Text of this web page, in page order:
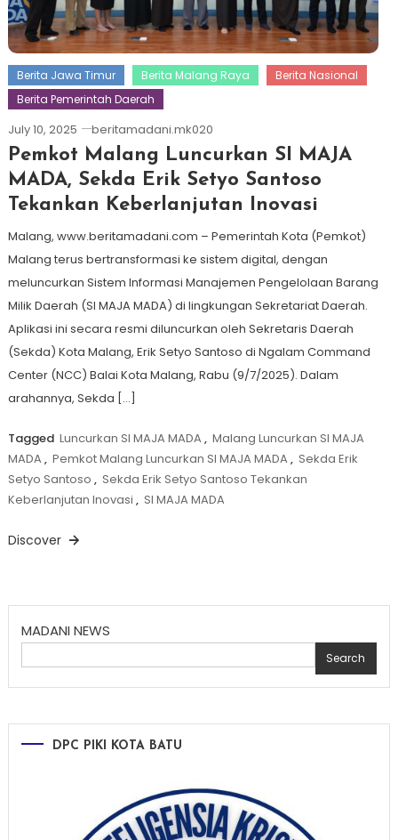
Berita Jawa Timur Berita Malang Raya
Berita Nasional
Berita Pemerintah Daerah
July 10, 2025 beritamadani.mk020
Pemkot Malang Luncurkan SI MAJA
MADA, Sekda Erik Setyo Santoso
Tekankan Keberlanjutan Inovasi
Malang, www.beritamadani.com – Pemerintah Kota (Pemkot)
Malang terus bertransformasi ke sistem digital, dengan
meluncurkan Sistem Informasi Manajemen Pengelolaan Barang
Milik Daerah (SI MAJA MADA) di lingkungan Sekretariat Daerah.
Aplikasi ini secara resmi diluncurkan oleh Sekretaris Daerah
(Sekda) Kota Malang, Erik Setyo Santoso di Ngalam Command
Center (NCC) Balai Kota Malang, Rabu (9/7/2025). Dalam
arahannya, Sekda […]
Tagged Luncurkan SI MAJA MADA , Malang Luncurkan SI MAJA
MADA , Pemkot Malang Luncurkan SI MAJA MADA , Sekda Erik
Setyo Santoso , Sekda Erik Setyo Santoso Tekankan
Keberlanjutan Inovasi , SI MAJA MADA
Discover
MADANI NEWS
Search
DPC PIKI KOTA BATU